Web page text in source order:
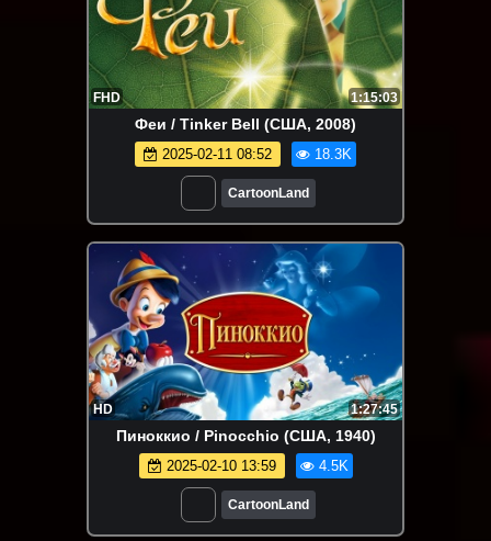
FHD 1:15:03
Феи / Tinker Bell (США, 2008)
2025-02-11 08:52 18.3K
CartoonLand
HD 1:27:45
Пиноккио / Pinocchio (США, 1940)
2025-02-10 13:59 4.5K
CartoonLand